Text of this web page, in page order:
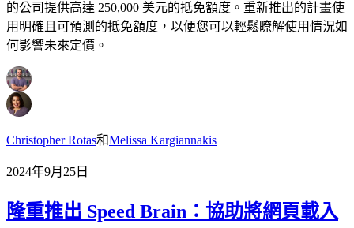
的公司提供高達 250,000 美元的抵免額度。重新推出的計畫使
用明確且可預測的抵免額度，以便您可以輕鬆瞭解使用情況如
何影響未來定價。
Christopher Rotas和Melissa Kargiannakis
2024年9月25日
隆重推出 Speed Brain：協助將網頁載入